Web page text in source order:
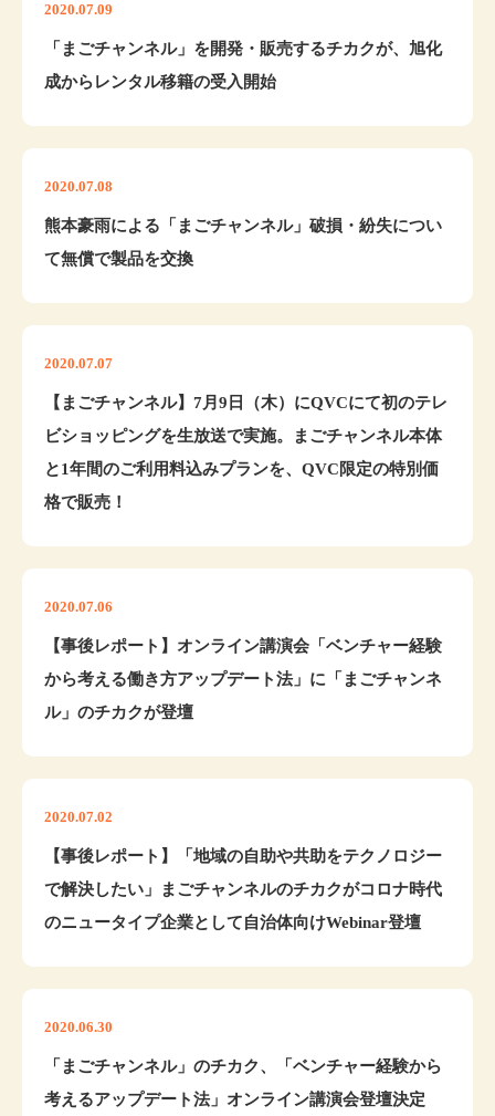
2020.07.09
「まごチャンネル」を開発・販売するチカクが、旭化
成からレンタル移籍の受入開始
2020.07.08
熊本豪雨による「まごチャンネル」破損・紛失につい
て無償で製品を交換
2020.07.07
【まごチャンネル】7月9日（木）にQVCにて初のテレ
ビショッピングを生放送で実施。まごチャンネル本体
と1年間のご利用料込みプランを、QVC限定の特別価
格で販売！
2020.07.06
【事後レポート】オンライン講演会「ベンチャー経験
から考える働き方アップデート法」に「まごチャンネ
ル」のチカクが登壇
2020.07.02
【事後レポート】「地域の自助や共助をテクノロジー
で解決したい」まごチャンネルのチカクがコロナ時代
のニュータイプ企業として自治体向けWebinar登壇
2020.06.30
「まごチャンネル」のチカク、「ベンチャー経験から
考えるアップデート法」オンライン講演会登壇決定